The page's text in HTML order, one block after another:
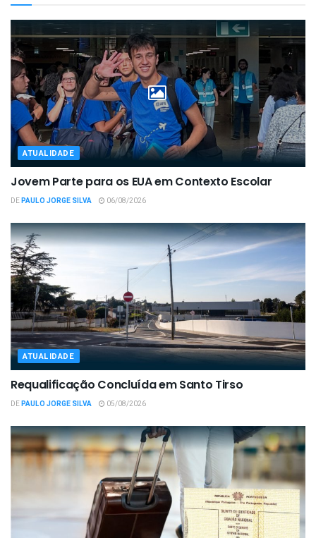
ATUALIDADE
Jovem Parte para os EUA em Contexto Escolar
DEPAULO JORGE SILVA 06/08/2026
ATUALIDADE
Requalificação Concluída em Santo Tirso
DEPAULO JORGE SILVA 05/08/2026